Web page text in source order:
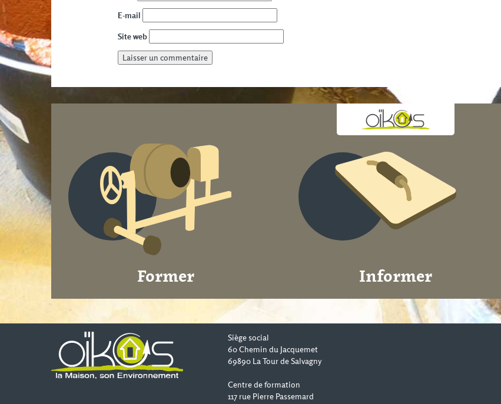
E-mail
Site web
Former Informer
Siège social
60 Chemin du Jacquemet
69890 La Tour de Salvagny
Centre de formation
117 rue Pierre Passemard